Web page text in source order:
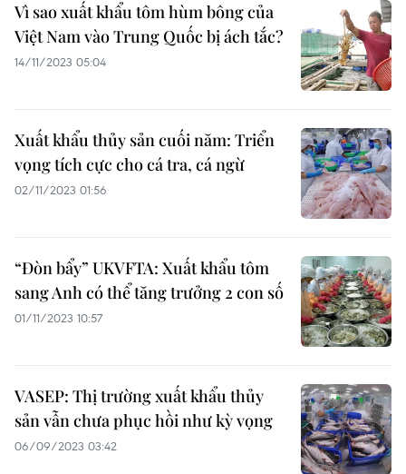
Vì sao xuất khẩu tôm hùm bông của
Việt Nam vào Trung Quốc bị ách tắc?
14/11/2023 05:04
Xuất khẩu thủy sản cuối năm: Triển
vọng tích cực cho cá tra, cá ngừ
02/11/2023 01:56
“Đòn bẩy” UKVFTA: Xuất khẩu tôm
sang Anh có thể tăng trưởng 2 con số
01/11/2023 10:57
VASEP: Thị trường xuất khẩu thủy
sản vẫn chưa phục hồi như kỳ vọng
06/09/2023 03:42